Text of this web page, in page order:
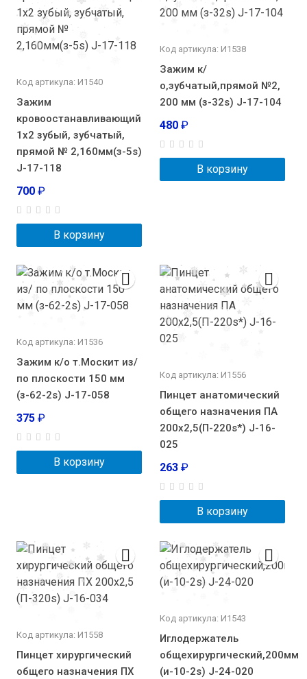
Код артикула: И1540
Зажим
кровоостанавливающий
1х2 зубый, зубчатый,
прямой № 2,160мм(з-5s)
J-17-118
700 ₽
В корзину
Код артикула: И1538
Зажим к/
о,зубчатый,прямой №2,
200 мм (з-32s) J-17-104
480 ₽
В корзину
Код артикула: И1536
Зажим к/о т.Москит из/
по плоскости 150 мм
(з-62-2s) J-17-058
375 ₽
В корзину
Код артикула: И1556
Пинцет анатомический
общего назначения ПА
200х2,5(П-220s*) J-16-
025
263 ₽
В корзину
Код артикула: И1558
Пинцет хирургический
общего назначения ПХ
Код артикула: И1543
Иглодержатель
общехирургический,200мм
(и-10-2s) J-24-020